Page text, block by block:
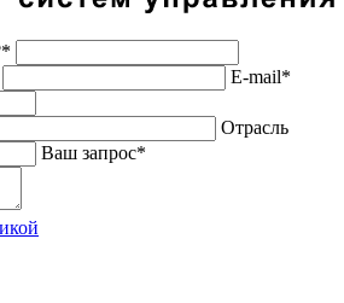
E-mail*
Отрасль
Ваш запрос*